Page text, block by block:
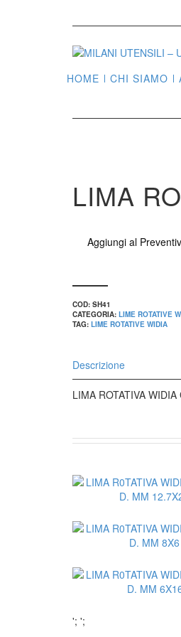
HOME CHI SIAMO
LIMA
Aggiungi al
COD: SH41
CATEGORIA: LIME ROTATIVE
TAG: LIME ROTATIVE WIDIA
Descrizione
LIMA ROTATIVA
'; ';